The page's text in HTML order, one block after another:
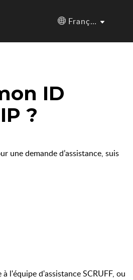
Français (France)
ID
?
une demande d’assistance, suis
l'équipe d'assistance SCRUFF, ou